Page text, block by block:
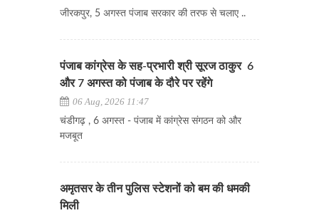
जीरकपुर, 5 अगस्त पंजाब सरकार की तरफ से चलाए ..
पंजाब कांग्रेस के सह-प्रभारी श्री सूरज ठाकुर 6
और 7 अगस्त को पंजाब के दौरे पर रहेंगे
06 Aug, 2026 11:47
चंडीगढ़ , 6 अगस्त - पंजाब में कांग्रेस संगठन को और
मजबूत
अमृतसर के तीन पुलिस स्टेशनों को बम की धमकी
मिली